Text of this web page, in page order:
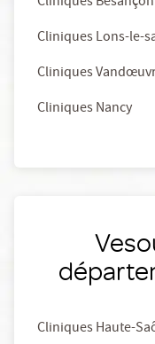
Cliniques Lons-le-
Cliniques
Cliniques Nancy
Cliniques Haute-